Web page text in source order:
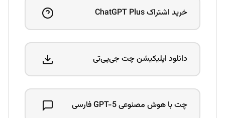
خرید اشتراک ChatGPT Plus
دانلود اپلیکیشن چت جی‌پی‌تی
چت با هوش مصنوعی GPT-5 فارسی